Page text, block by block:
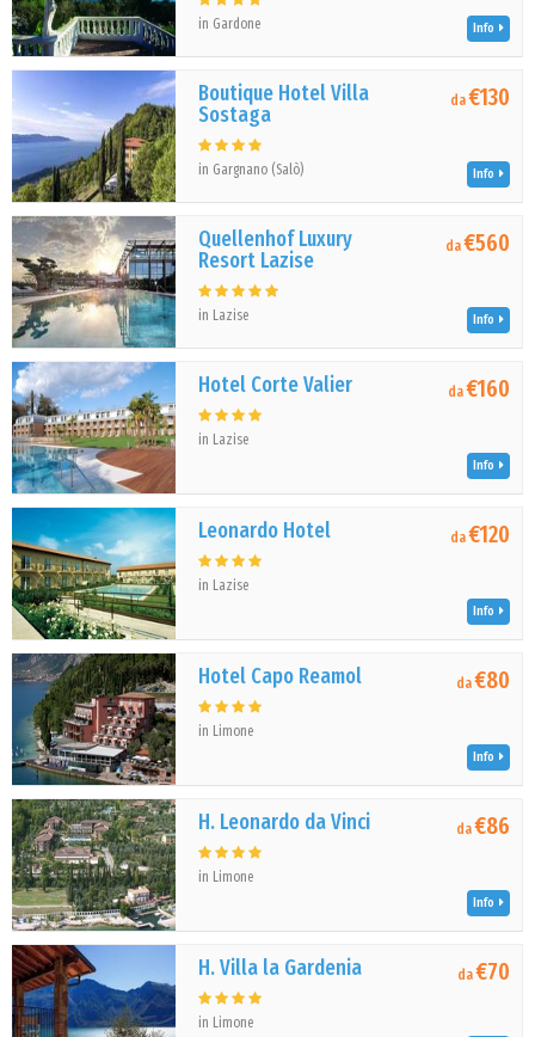
in Gardone Info
Boutique Hotel Villa
Sostaga
in Gargnano (Salò)
da€130
Info
Quellenhof Luxury
Resort Lazise
in Lazise
da€560
Info
Hotel Corte Valier
in Lazise
da€160
Info
Leonardo Hotel
in Lazise
da€120
Info
Hotel Capo Reamol
in Limone
da€80
Info
H. Leonardo da Vinci
in Limone
da€86
Info
H. Villa la Gardenia
in Limone
da€70